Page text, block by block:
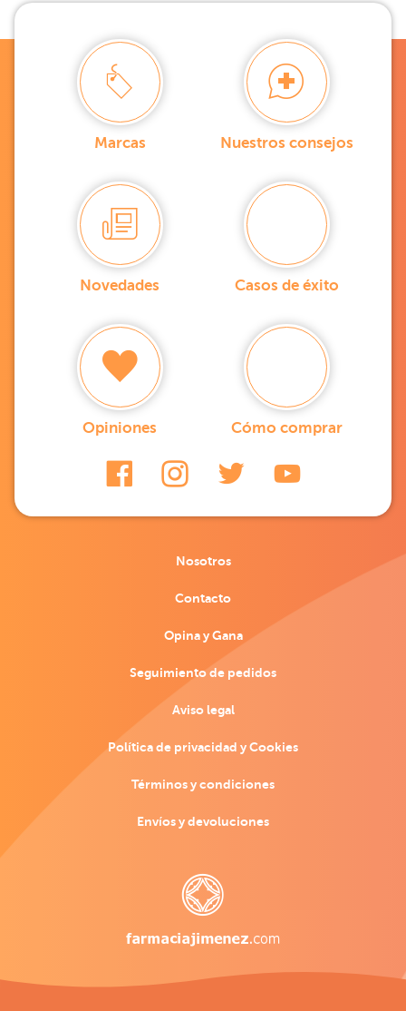
Marcas Nuestros consejos
Novedades Casos de éxito
Opiniones Cómo comprar
Nosotros
Contacto
Opina y Gana
Seguimiento de pedidos
Aviso legal
Política de privacidad y Cookies
Términos y condiciones
Envíos y devoluciones